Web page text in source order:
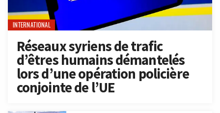
INTERNATIONAL
Réseaux syriens de trafic
d’êtres humains démantelés
lors d’une opération policière
conjointe de l’UE